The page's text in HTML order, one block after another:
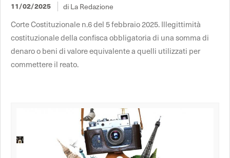
11/02/2025 di La Redazione
Corte Costituzionale n.6 del 5 febbraio 2025. Illegittimità
costituzionale della confisca obbligatoria di una somma di
denaro o beni di valore equivalente a quelli utilizzati per
commettere il reato.